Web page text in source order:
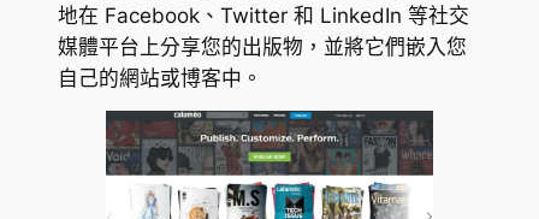
地在 Facebook、Twitter 和 LinkedIn 等社交
媒體平台上分享您的出版物，並將它們嵌入您
自己的網站或博客中。